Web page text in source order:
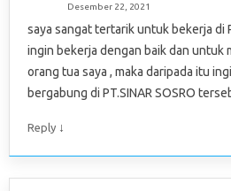
Desember 22, 2021
saya sangat tertarik untuk bekerja di
ingin bekerja dengan baik dan untuk
orang tua saya , maka daripada itu
bergabung di PT.SINAR SOSRO
Reply ↓